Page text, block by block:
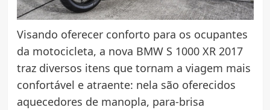
Visando oferecer conforto para os ocupantes
da motocicleta, a nova BMW S 1000 XR 2017
traz diversos itens que tornam a viagem mais
confortável e atraente: nela são oferecidos
aquecedores de manopla, para-brisa